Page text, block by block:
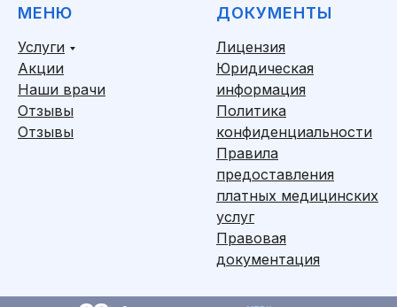
МЕНЮ
Услуги
Акции
Наши врачи
Отзывы
Отзывы
ДОКУМЕНТЫ
Лицензия
Юридическая
информация
Политика
конфиденциальности
Правила
предоставления
платных медицинских
услуг
Правовая
документация